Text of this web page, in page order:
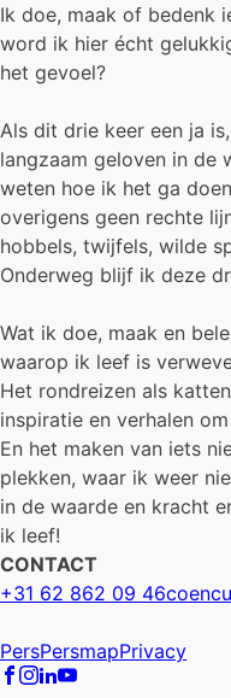
Ik doe, maak of bedenk
word ik hier écht
het gevoel?
Als dit drie keer een ja
langzaam geloven in de
weten hoe ik het ga
overigens geen rechte
hobbels, twijfels, wilde
Onderweg blijf ik deze
Wat ik doe, maak en
waarop ik leef is
Het rondreizen als
inspiratie en verhalen
En het maken van iets
plekken, waar ik weer
in de waarde en kracht
ik leef!
CONTACT
+31 62 862 09 46
PersPersmapPrivacy